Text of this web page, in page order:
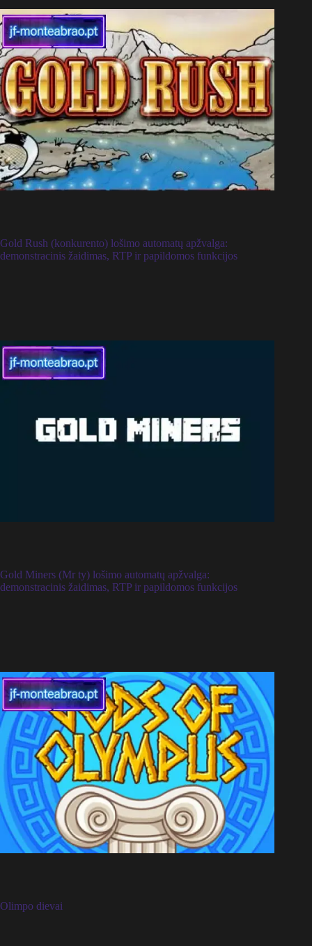
Gold Rush (konkurento) lošimo automatų apžvalga:
demonstracinis žaidimas, RTP ir papildomos funkcijos
Gold Miners (Mr ty) lošimo automatų apžvalga:
demonstracinis žaidimas, RTP ir papildomos funkcijos
Olimpo dievai